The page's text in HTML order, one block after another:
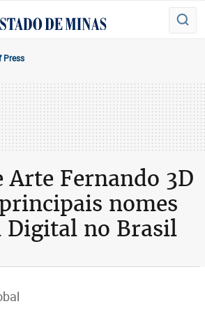
Press
Arte Fernando 3D
nomes
Digital no Brasil